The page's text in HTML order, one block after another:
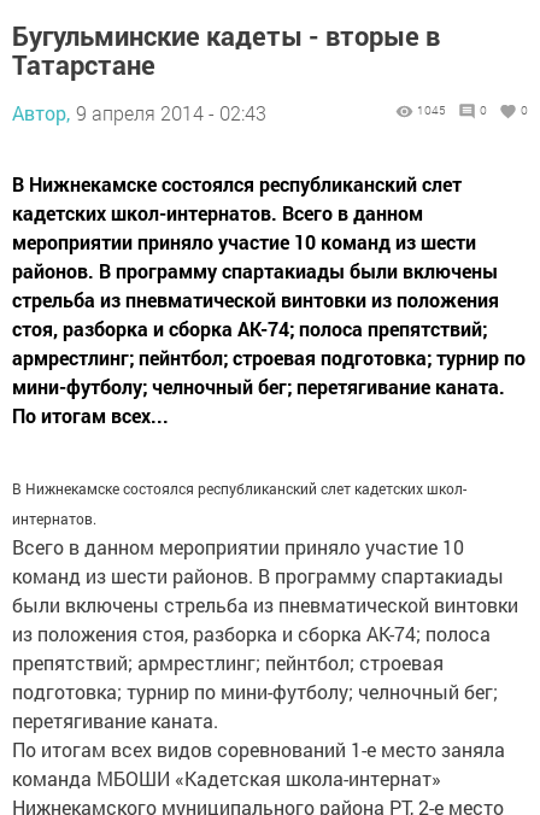
Бугульминские кадеты - вторые в
Татарстане
Автор, 9 апреля 2014 - 02:43 1045 0 0
В Нижнекамске состоялся республиканский слет
кадетских школ-интернатов. Всего в данном
мероприятии приняло участие 10 команд из шести
районов. В программу спартакиады были включены
стрельба из пневматической винтовки из положения
стоя, разборка и сборка АК-74; полоса препятствий;
армрестлинг; пейнтбол; строевая подготовка; турнир по
мини-футболу; челночный бег; перетягивание каната.
По итогам всех...
В Нижнекамске состоялся республиканский слет кадетских школ-
интернатов.
Всего в данном мероприятии приняло участие 10
команд из шести районов. В программу спартакиады
были включены стрельба из пневматической винтовки
из положения стоя, разборка и сборка АК-74; полоса
препятствий; армрестлинг; пейнтбол; строевая
подготовка; турнир по мини-футболу; челночный бег;
перетягивание каната.
По итогам всех видов соревнований 1-е место заняла
команда МБОШИ «Кадетская школа-интернат»
Нижнекамского муниципального района РТ, 2-е место